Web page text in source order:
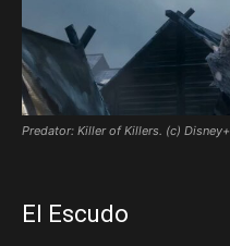
Predator: Killer of Killers. (c) Disney+
El Escudo